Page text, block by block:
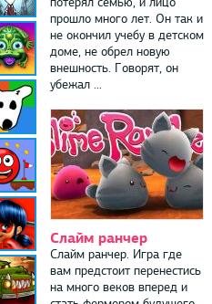
прошло много лет. Он так и
не окончил учебу в детском
доме, не обрел новую
внешность. Говорят, он
убежал ...
Слайм ранчер
Слайм ранчер. Игра где
вам предстоит перенестись
на много веков вперед и